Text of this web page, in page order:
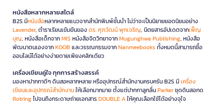
หนังสือหลากหลายสไตล์
B2S มีหนังสือหลากหลายแนวจากสำนักพิมพ์ชั้นนำ ไม่ว่าจะเป็นนิยายยอดนิยมอย่าง
Lavender, ตำราเรียนเข้มข้นของดร. ศุภวัฒน์ พุกเจริญ, นิตยสารอัปเดตจากเพ็ญ
บุญ, หนังสือเด็กจากMIS หนังสือจิตวิทยาจากMugunghwa Publishing, หนังสือ
พัฒนาตนเองจากKOOB และวรรณกรรมจากNanmeebooks ทั้งหมดนี้สามารถซื้อ
ออนไลน์ได้อย่างง่ายดายเพียงคลิกเดียว
เครื่องเขียนคู่ใจ ทุกการสร้างสรรค์
มองหาปากกาดีๆ ดินสอหลากหลาย หรืออุปกรณ์สำนักงานครบครัน B2S มีเครื่อง
เขียนและอุปกรณ์สำนักงานให้เลือกมากมาย ตั้งแต่ปากกาลูกลื่นParkerชุดดินสอกด
Rotringไปจนถึงกระดาษถ่ายเอกสารDOUBLE Aให้คุณเลือกใช้ได้อย่างจุใจ